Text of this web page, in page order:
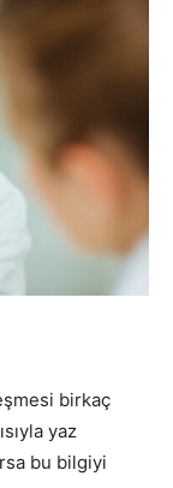
birkaç
yaz
bu bilgiyi